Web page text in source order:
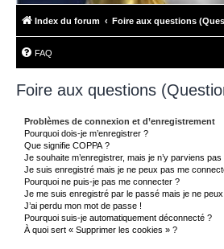
Index du forum Foire aux questions
FAQ
Foire aux questions
Problèmes de connexion et d’enregistrement
Pourquoi dois-je m’enregistrer ?
Que signifie COPPA ?
Je souhaite m’enregistrer, mais je n’y parviens pas
Je suis enregistré mais je ne peux pas me
Pourquoi ne puis-je pas me connecter ?
Je me suis enregistré par le passé mais je ne
J’ai perdu mon mot de passe !
Pourquoi suis-je automatiquement déconnecté ?
À quoi sert « Supprimer les cookies » ?